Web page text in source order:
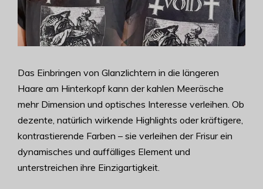
Das Einbringen von Glanzlichtern in die längeren
Haare am Hinterkopf kann der kahlen Meeräsche
mehr Dimension und optisches Interesse verleihen. Ob
dezente, natürlich wirkende Highlights oder kräftigere,
kontrastierende Farben – sie verleihen der Frisur ein
dynamisches und auffälliges Element und
unterstreichen ihre Einzigartigkeit.